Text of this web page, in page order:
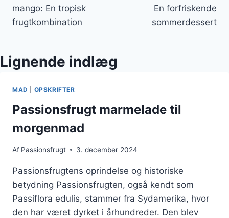
mango: En tropisk
frugtkombination
En forfriskende
sommerdessert
Lignende indlæg
MAD OPSKRIFTER
Passionsfrugt marmelade til
morgenmad
Af Passionsfrugt 3. december 2024
Passionsfrugtens oprindelse og historiske
betydning Passionsfrugten, også kendt som
Passiflora edulis, stammer fra Sydamerika, hvor
den har været dyrket i århundreder. Den blev